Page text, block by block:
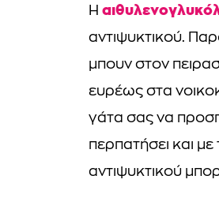
Η
αντιψυκτικού.
μπουν στον
ευρέως στα
γάτα σας να
περπατήσει και
αντιψυκτικού